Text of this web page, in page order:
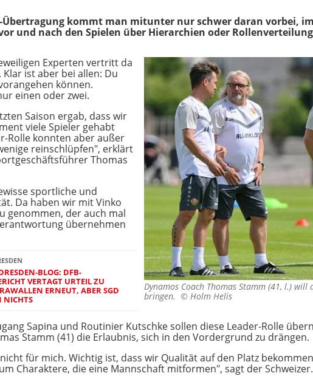
Übertragung kommt man mitunter nur schwer daran vorbei,
und nach den Spielen über Hierarchien oder
Dynamos Coach Thomas Stamm (41, l.)
bringen. © Holm Helis
Experten vertritt da
ist aber bei allen: Du
können.
einen oder zwei.
Saison ergab, dass wir
viele Spieler gehabt
Rolle konnten aber außer
reinschlüpfen", erklärt
Thomas
sportliche und
Da haben wir mit Vinko
genommen, der auch mal
übernehmen
BLOG: DFB-
VERTAGT URTEIL ZU
ERNEUT, ABER SGD
Sapina und Routinier Kutschke sollen diese Leader-Rolle
Stamm (41) die Erlaubnis, sich in den Vordergrund zu drängen.
für mich. Wichtig ist, dass wir Qualität auf den Platz
Charaktere, die eine Mannschaft mitformen", sagt der Schweizer.